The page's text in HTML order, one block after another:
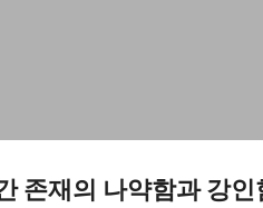
존재의 나약함과 강